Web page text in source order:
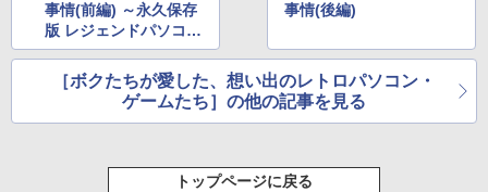
事情(前編) ～永久保存
版 レジェンドパソコン
ゲーム80年代記～
事情(後編)
［ボクたちが愛した、想い出のレトロパソコン・
ゲームたち］の他の記事を見る
トップページに戻る